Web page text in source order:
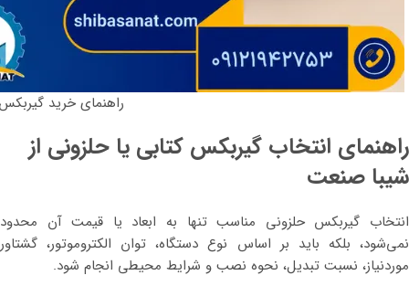
راهنمای خرید
راهنمای انتخاب گیربکس کتابی یا حلزونی از
شیبا صنعت
انتخاب گیربکس حلزونی مناسب تنها به ابعاد یا قیمت آن محدود
نمی‌شود، بلکه باید بر اساس نوع دستگاه، توان الکتروموتور، گشتاور
موردنیاز، نسبت تبدیل، نحوه نصب و شرایط محیطی انجام شود.